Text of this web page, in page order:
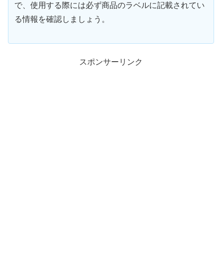
で、使用する際には必ず商品のラベルに記載されてい
る情報を確認しましょう。
スポンサーリンク